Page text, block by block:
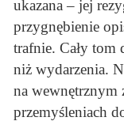
ukazana – jej
przygnębienie
trafnie. Cały tom
niż wydarzenia.
na wewnętrznym
przemyśleniach